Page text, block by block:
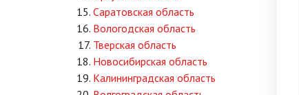
Саратовская область
Вологодская область
Тверская область
Новосибирская область
Калининградская область